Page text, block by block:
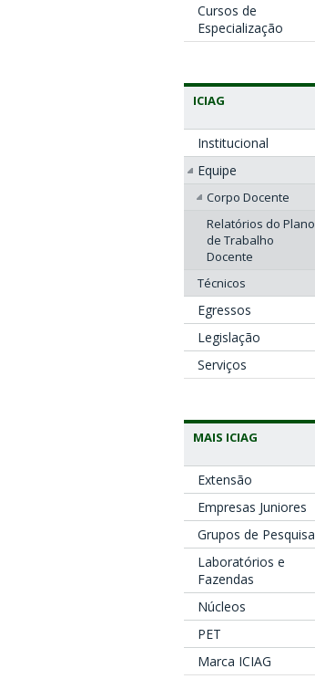
Cursos de
Especialização
ICIAG
Institucional
Equipe
Corpo Docente
Relatórios do Plano
de Trabalho
Docente
Técnicos
Egressos
Legislação
Serviços
MAIS ICIAG
Extensão
Empresas Juniores
Grupos de Pesquisa
Laboratórios e
Fazendas
Núcleos
PET
Marca ICIAG